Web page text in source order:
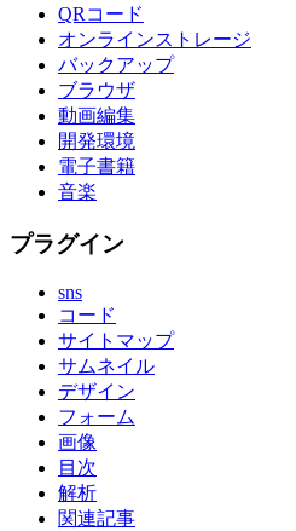
QRコード
オンラインストレージ
バックアップ
ブラウザ
動画編集
開発環境
電子書籍
音楽
プラグイン
sns
コード
サイトマップ
サムネイル
デザイン
フォーム
画像
目次
解析
関連記事